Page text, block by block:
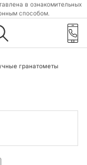
в ознакомительных
способом.
гранатометы